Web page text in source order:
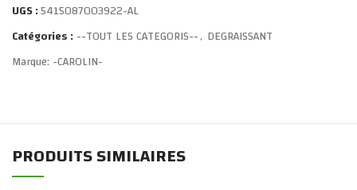
UGS :5415087003922-AL
Catégories :--TOUT LES CATEGORIS--, DEGRAISSANT
Marque: -CAROLIN-
PRODUITS SIMILAIRES